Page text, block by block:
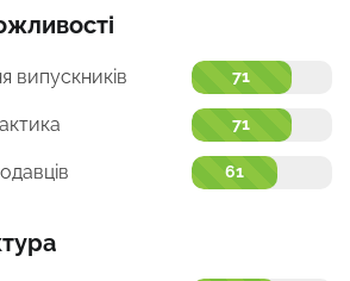
випускників 71
71
61